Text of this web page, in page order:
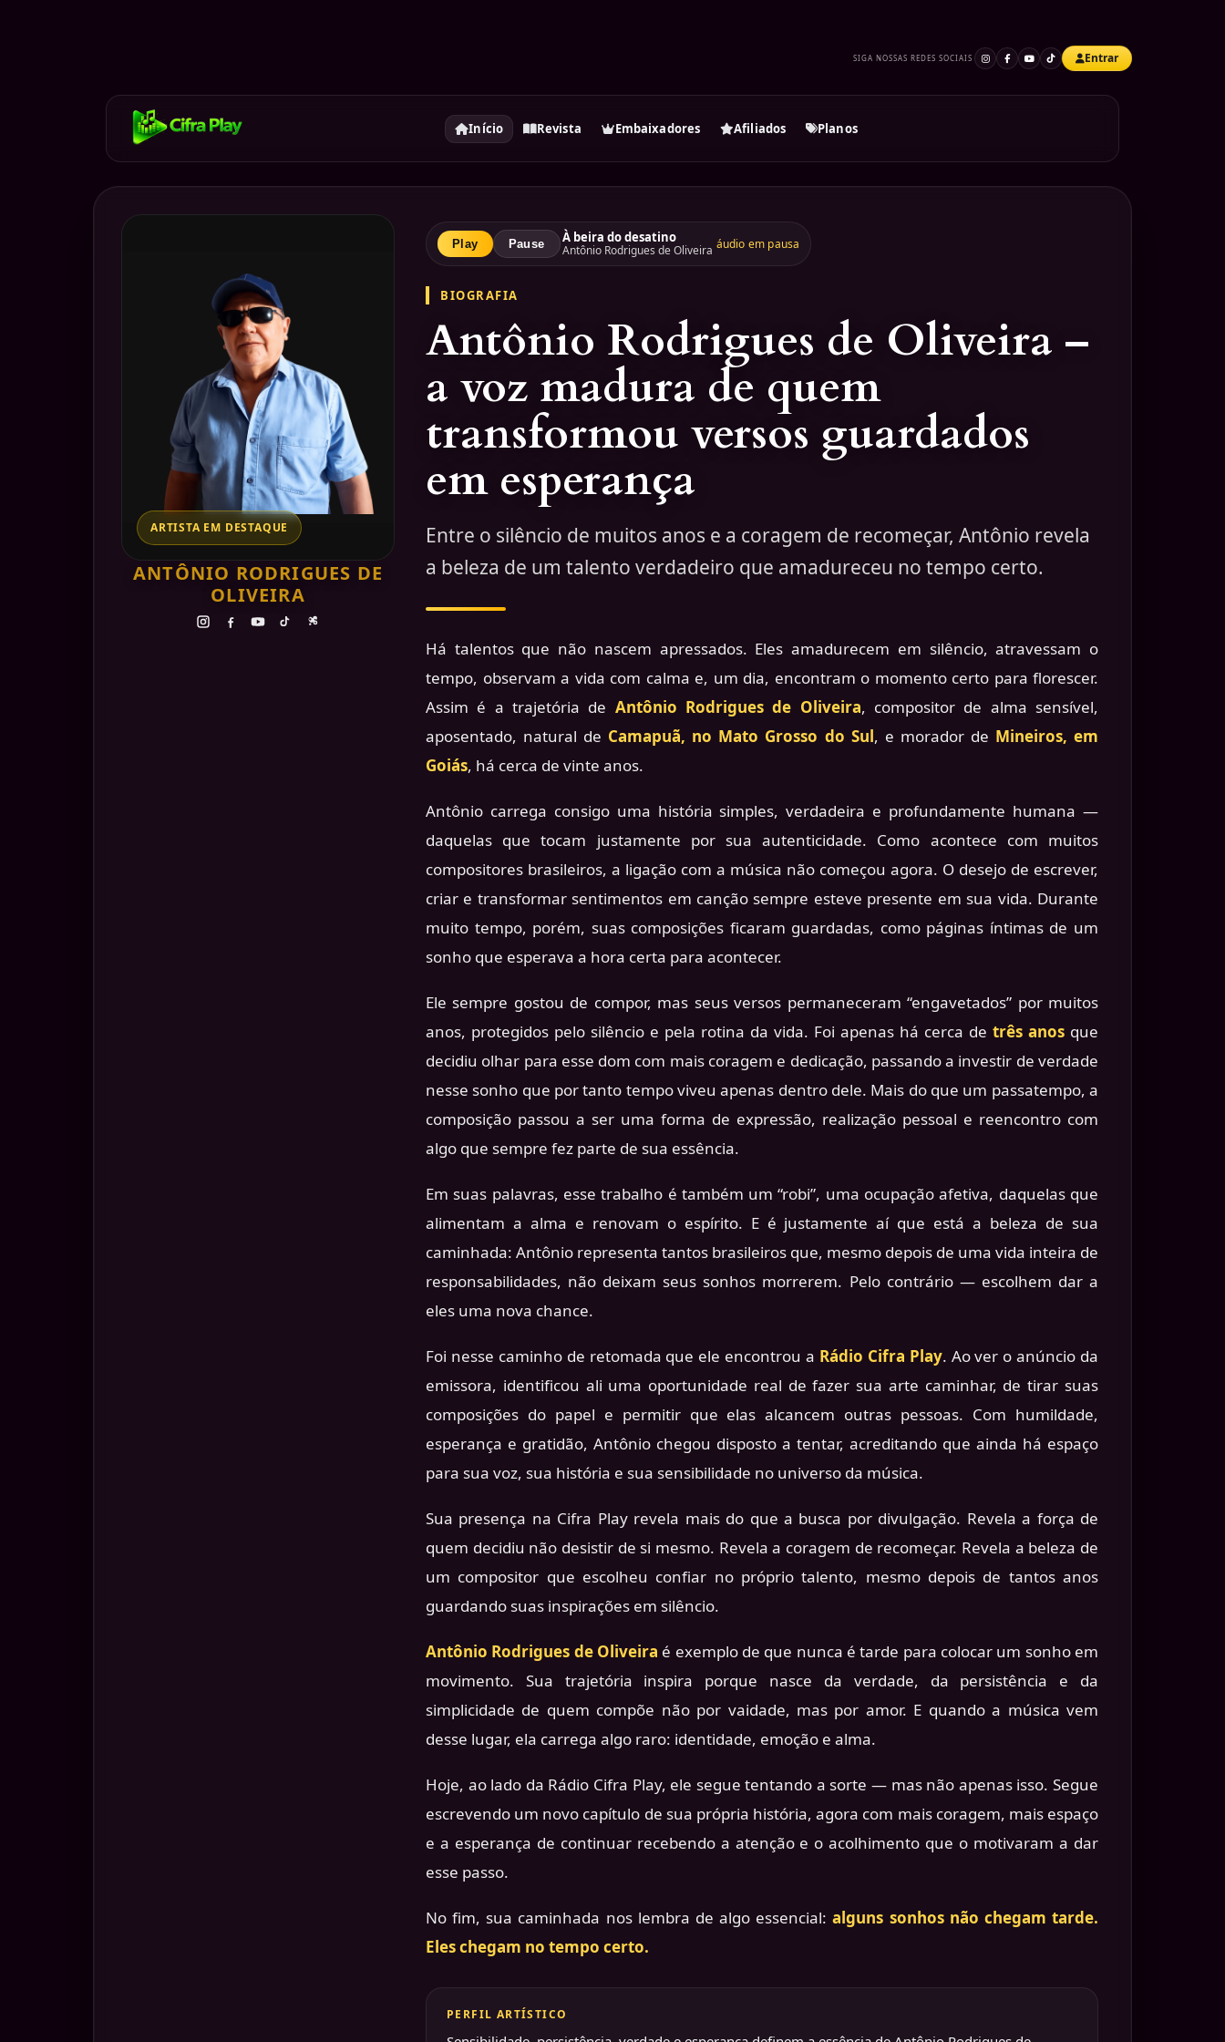
SIGA NOSSAS REDES SOCIAIS Entrar
Início Revista Embaixadores Afiliados Planos
ARTISTA EM DESTAQUE
ANTÔNIO RODRIGUES DE
OLIVEIRA
Play Pause À beira do desatino
Antônio Rodrigues de Oliveira áudio em pausa
BIOGRAFIA
Antônio Rodrigues de Oliveira –
a voz madura de quem
transformou versos guardados
em esperança
Entre o silêncio de muitos anos e a coragem de recomeçar, Antônio revela
a beleza de um talento verdadeiro que amadureceu no tempo certo.
Há talentos que não nascem apressados. Eles amadurecem em silêncio, atravessam o
tempo, observam a vida com calma e, um dia, encontram o momento certo para florescer.
Assim é a trajetória de Antônio Rodrigues de Oliveira, compositor de alma sensível,
aposentado, natural de Camapuã, no Mato Grosso do Sul, e morador de Mineiros, em
Goiás, há cerca de vinte anos.
Antônio carrega consigo uma história simples, verdadeira e profundamente humana —
daquelas que tocam justamente por sua autenticidade. Como acontece com muitos
compositores brasileiros, a ligação com a música não começou agora. O desejo de escrever,
criar e transformar sentimentos em canção sempre esteve presente em sua vida. Durante
muito tempo, porém, suas composições ficaram guardadas, como páginas íntimas de um
sonho que esperava a hora certa para acontecer.
Ele sempre gostou de compor, mas seus versos permaneceram “engavetados” por muitos
anos, protegidos pelo silêncio e pela rotina da vida. Foi apenas há cerca de três anos que
decidiu olhar para esse dom com mais coragem e dedicação, passando a investir de verdade
nesse sonho que por tanto tempo viveu apenas dentro dele. Mais do que um passatempo, a
composição passou a ser uma forma de expressão, realização pessoal e reencontro com
algo que sempre fez parte de sua essência.
Em suas palavras, esse trabalho é também um “robi”, uma ocupação afetiva, daquelas que
alimentam a alma e renovam o espírito. E é justamente aí que está a beleza de sua
caminhada: Antônio representa tantos brasileiros que, mesmo depois de uma vida inteira de
responsabilidades, não deixam seus sonhos morrerem. Pelo contrário — escolhem dar a
eles uma nova chance.
Foi nesse caminho de retomada que ele encontrou a Rádio Cifra Play. Ao ver o anúncio da
emissora, identificou ali uma oportunidade real de fazer sua arte caminhar, de tirar suas
composições do papel e permitir que elas alcancem outras pessoas. Com humildade,
esperança e gratidão, Antônio chegou disposto a tentar, acreditando que ainda há espaço
para sua voz, sua história e sua sensibilidade no universo da música.
Sua presença na Cifra Play revela mais do que a busca por divulgação. Revela a força de
quem decidiu não desistir de si mesmo. Revela a coragem de recomeçar. Revela a beleza de
um compositor que escolheu confiar no próprio talento, mesmo depois de tantos anos
guardando suas inspirações em silêncio.
Antônio Rodrigues de Oliveira é exemplo de que nunca é tarde para colocar um sonho em
movimento. Sua trajetória inspira porque nasce da verdade, da persistência e da
simplicidade de quem compõe não por vaidade, mas por amor. E quando a música vem
desse lugar, ela carrega algo raro: identidade, emoção e alma.
Hoje, ao lado da Rádio Cifra Play, ele segue tentando a sorte — mas não apenas isso. Segue
escrevendo um novo capítulo de sua própria história, agora com mais coragem, mais espaço
e a esperança de continuar recebendo a atenção e o acolhimento que o motivaram a dar
esse passo.
No fim, sua caminhada nos lembra de algo essencial:alguns sonhos não chegam tarde.
Eles chegam no tempo certo.
PERFIL ARTÍSTICO